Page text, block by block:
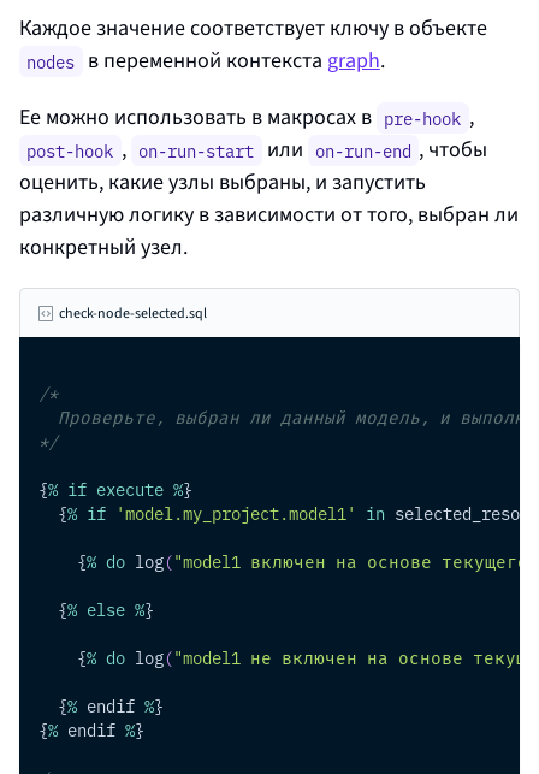
Каждое значение соответствует ключу в объекте
nodes в переменной контекста graph.
Ее можно использовать в макросах в pre-hook ,
post-hook , on-run-start или on-run-end , чтобы
оценить, какие узлы выбраны, и запустить
различную логику в зависимости от того, выбран ли
конкретный узел.
check-node-selected.sql
/*
Проверьте, выбран ли данный модель, и
*/
{% if execute %}
  {
% if 'model.my_project.model1' in
    {
% do log("model1 включен на основе текущего
  {
% else %}
    {
% do log("model1 не включен на основе
  {
% endif %}
{% endif %}